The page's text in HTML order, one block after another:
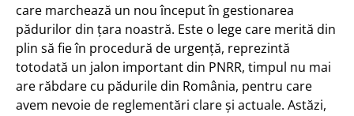
care marchează un nou început în gestionarea
pădurilor din țara noastră. Este o lege care merită din
plin să fie în procedură de urgență, reprezintă
totodată un jalon important din PNRR, timpul nu mai
are răbdare cu pădurile din România, pentru care
avem nevoie de reglementări clare și actuale. Astăzi,